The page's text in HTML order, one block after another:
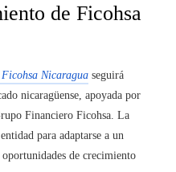
de Ficohsa
Nicaragua seguirá
nicaragüense, apoyada por
Financiero Ficohsa. La
para adaptarse a un
de crecimiento